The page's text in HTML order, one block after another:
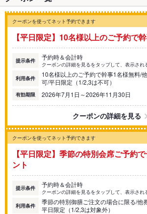
クーポンを使ってネット予約できます
【平日限定】10名様以上のご予約で
提示条件 予約時＆会計時
クーポンの詳細を見るをタップして、表示され
利用条件
10名様以上のご予約で幹事1名様無料/
可/平日限定（1/2,3は不可）
有効期限 2026年7月1日～2026年11月30日
クーポンの詳細を見る
クーポンを使ってネット予約できます
【平日限定】季節の特別会席ご予約
ント
提示条件 予約時＆会計時
クーポンの詳細を見るをタップして、表示され
利用条件
季節の特別御膳ご注文の場合に限る/他
平日限定（1/2,3は対象外）